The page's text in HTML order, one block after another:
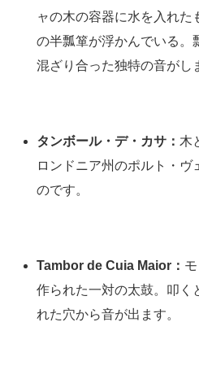
ャの木の容器に水を入れた
の半瓢箪が浮かんでいる。
混ざり合った独特の音がし
タンボール・デ・カサ： 木
ロンドニア州のポルト・ヴ
のです。
Tambor de Cuia Maior：
作られた一対の太鼓。叩く
れた穴から音が出ます。